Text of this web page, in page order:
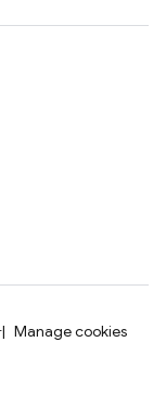
Manage cookies